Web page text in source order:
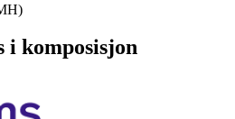
i komposisjon